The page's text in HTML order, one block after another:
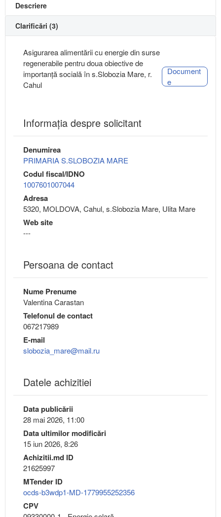
Descriere
Clarificări (3)
Asigurarea alimentării cu energie din surse
regenerabile pentru doua obiective de
importanță socială în s.Slobozia Mare, r.
Cahul
Document
e
Informaţia despre solicitant
Denumirea
PRIMARIA S.SLOBOZIA MARE
Codul fiscal/IDNO
1007601007044
Adresa
5320, MOLDOVA, Cahul, s.Slobozia Mare, Ulita Mare
Web site
---
Persoana de contact
Nume Prenume
Valentina Carastan
Telefonul de contact
067217989
E-mail
slobozia_mare@mail.ru
Datele achizitiei
Data publicării
28 mai 2026, 11:00
Data ultimilor modificări
15 iun 2026, 8:26
Achizitii.md ID
21625997
MTender ID
ocds-b3wdp1-MD-1779955252356
CPV